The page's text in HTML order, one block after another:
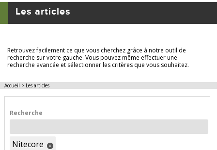
Les articles
Retrouvez facilement ce que vous cherchez grâce à notre outil de
recherche sur votre gauche. Vous pouvez même effectuer une
recherche avancée et sélectionner les critères que vous souhaitez.
Accueil > Les articles
Recherche
Nitecore x